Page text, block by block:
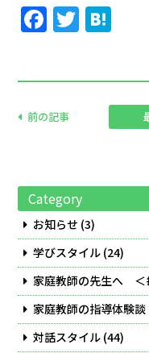
Facebook
Twitter
前の記事
Category
お知らせ (3)
学びスタイル (24)
家庭教師の先生へ ＜
家庭教師の指導体験談
対話スタイル (44)